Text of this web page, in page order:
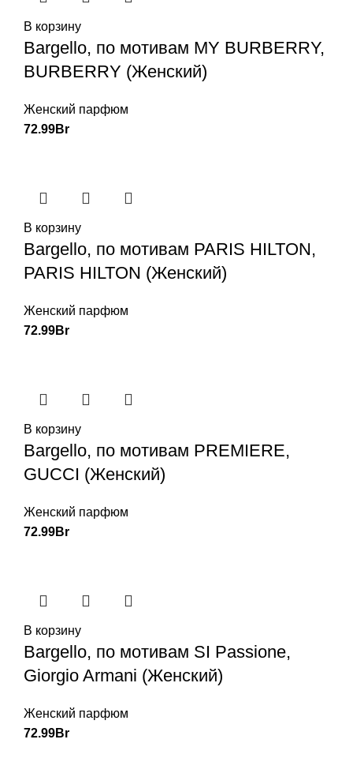
В корзину
Bargello, по мотивам MY BURBERRY,
BURBERRY (Женский)
Женский парфюм
72.99Br
В корзину
Bargello, по мотивам PARIS HILTON,
PARIS HILTON (Женский)
Женский парфюм
72.99Br
В корзину
Bargello, по мотивам PREMIERE,
GUCCI (Женский)
Женский парфюм
72.99Br
В корзину
Bargello, по мотивам SI Passione,
Giorgio Armani (Женский)
Женский парфюм
72.99Br